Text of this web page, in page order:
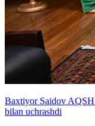
Baxtiyor Saidov
bilan uchrashdi